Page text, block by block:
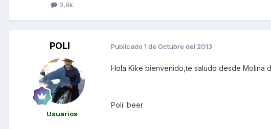
3,9k
POLI
Usuarios
Publicado 1 de Octubre del 2013
Hola Kike bienvenido,te saludo desde Molina
Poli :beer